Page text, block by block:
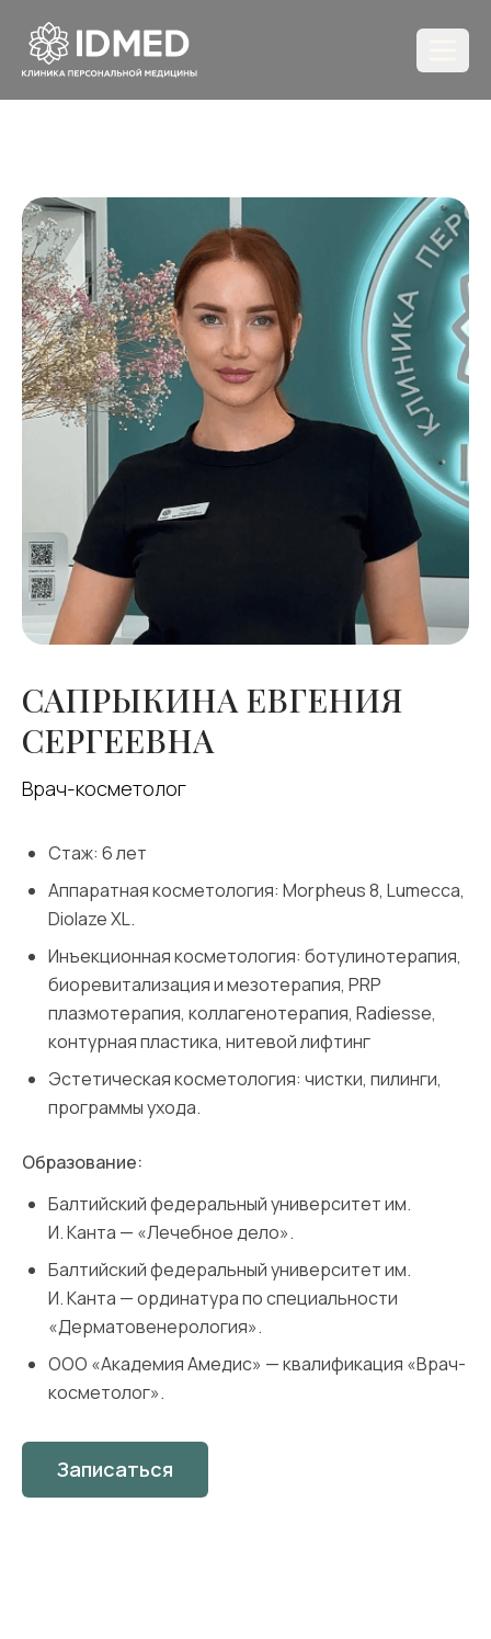
САПРЫКИНА ЕВГЕНИЯ
СЕРГЕЕВНА
Врач-косметолог
Стаж: 6 лет
Аппаратная косметология: Morpheus 8, Lumecca,
Diolaze XL.
Инъекционная косметология: ботулинотерапия,
биоревитализация и мезотерапия, PRP
плазмотерапия, коллагенотерапия, Radiesse,
контурная пластика, нитевой лифтинг
Эстетическая косметология: чистки, пилинги,
программы ухода.
Образование:
Балтийский федеральный университет им.
И. Канта — «Лечебное дело».
Балтийский федеральный университет им.
И. Канта — ординатура по специальности
«Дерматовенерология».
ООО «Академия Амедис» — квалификация «Врач-
косметолог».
Записаться